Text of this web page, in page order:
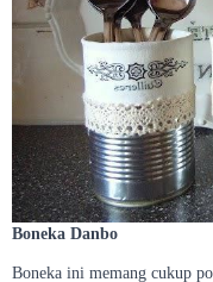
Boneka Danbo
Boneka ini memang cukup